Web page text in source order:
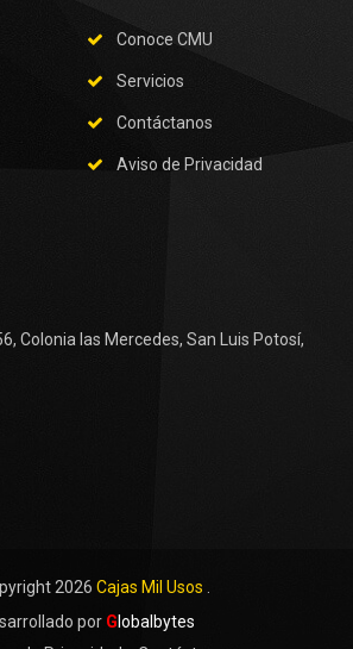
Conoce CMU
Servicios
Contáctanos
Aviso de Privacidad
Colonia las Mercedes, San Luis Potosí,
2026 Cajas Mil Usos
por G lobalbytes